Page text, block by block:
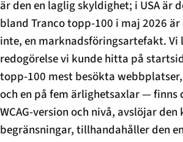
är den en laglig skyldighet; i USA är
bland Tranco topp-100 i maj 2026
inte, en marknadsföringsartefakt. Vi
redogörelse vi kunde hitta på
topp-100 mest besökta
och en på fem ärlighetsaxlar — finns
WCAG-version och nivå, avslöjar den
begränsningar, tillhandahåller den